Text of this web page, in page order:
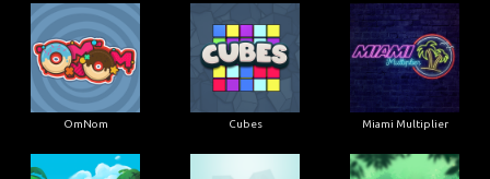
OmNom Cubes Miami Multiplier